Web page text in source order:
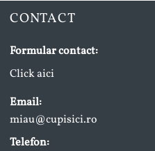
CONTACT
Formular contact:
Click aici
Email:
miau@cupisici.ro
Telefon: